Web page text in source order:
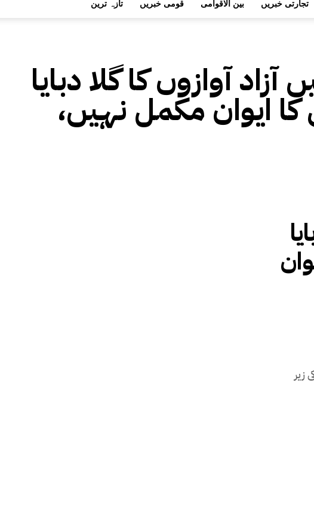
تازہ ترین قومی خبریں بین الاقوامی تجارتی خبریں
آوازوں کا گلا دبایا
ایوان مکمل نہیں،
زیر